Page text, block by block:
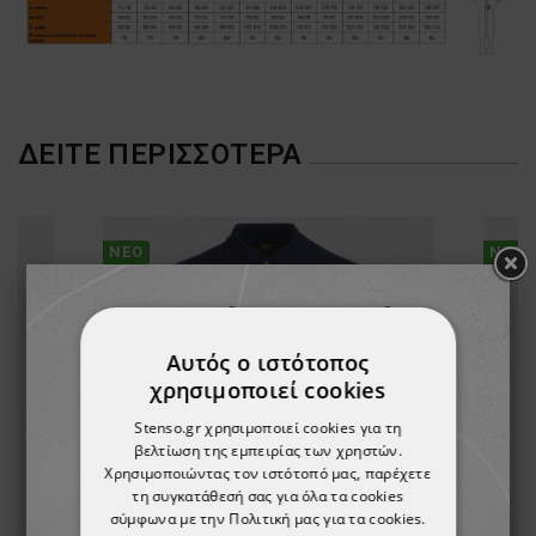
ΔΕΊΤΕ ΠΕΡΙΣΣΌΤΕΡΑ
ΝΈΟ ΝΈΟ
Αυτός ο ιστότοπος
χρησιμοποιεί cookies
Stenso.gr χρησιμοποιεί cookies για τη
βελτίωση της εμπειρίας των χρηστών.
Χρησιμοποιώντας τον ιστότοπό μας, παρέχετε
τη συγκατάθεσή σας για όλα τα cookies
σύμφωνα με την Πολιτική μας για τα cookies.